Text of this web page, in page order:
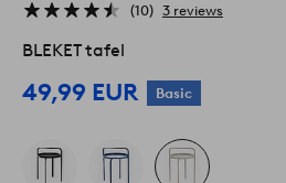
10 3 reviews
BLEKET tafel
49,99 EUR Basic